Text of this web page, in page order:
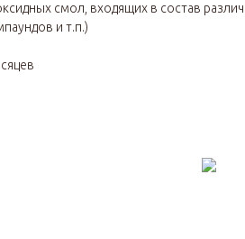
смол, входящих в состав
и т.п.)